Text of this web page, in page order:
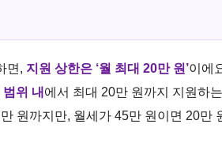
면, 지원 상한은 ‘월 최대 20만 원’이에
위 내에서 최대 20만 원까지 지원하
원까지만, 월세가 45만 원이면 20만